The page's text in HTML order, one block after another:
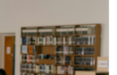
qui met à mal la